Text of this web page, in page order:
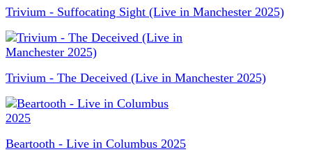
Trivium - Suffocating Sight (Live in Manchester 2025)
Trivium - The Deceived (Live in Manchester 2025)
Beartooth - Live in Columbus 2025